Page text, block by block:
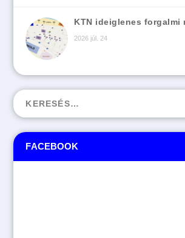
FACEBOOK
KTN ideiglenes forgalmi
2026 júl. 24